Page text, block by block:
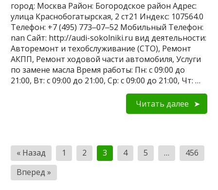
город: Москва Район: Богородское район Адрес:
улица Краснобогатырская, 2 ст21 Индекс: 107564.0
Телефон: +7 (495) 773‒07‒52 Мобильный Телефон:
nan Сайт: http://audi-sokolniki.ru вид деятельности:
Авторемонт и техобслуживание (СТО), Ремонт
АКПП, Ремонт ходовой части автомобиля, Услуги
по замене масла Время работы: Пн: с 09:00 до
21:00, Вт: с 09:00 до 21:00, Ср: с 09:00 до 21:00, Чт: …
Читать далее
Пагинация
записей
« Назад 1 2 3 4 5 …
456
Вперед »